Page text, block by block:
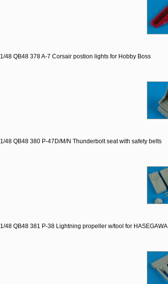
1/48 QB48 378 A-7 Corsair postion lights for Hobby Boss
1/48 QB48 380 P-47D/M/N Thunderbolt seat with safety belts
1/48 QB48 381 P-38 Lightning propeller w/tool for HASEGAWA